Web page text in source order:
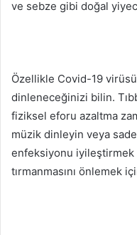
ve sebze gibi doğal
Özellikle Covid-19
dinleneceğinizi bilin.
fiziksel eforu azaltma
müzik dinleyin veya
enfeksiyonu
tırmanmasını önlemek